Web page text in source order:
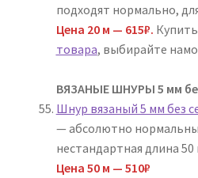
подходят нормально,
Цена 20 м — 615₽.
товара, выбирайте
ВЯЗАНЫЕ ШНУРЫ 5 мм
Шнур вязаный 5 мм без
— абсолютно
нестандартная длина
Цена 50 м — 510₽